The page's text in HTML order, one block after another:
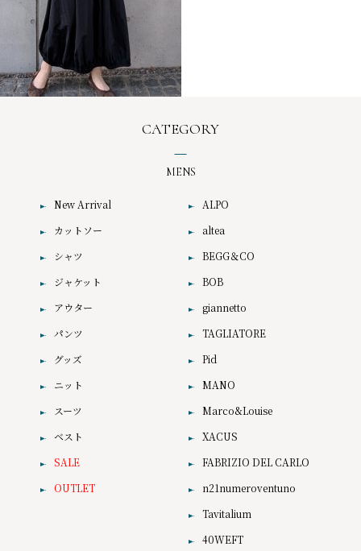
CATEGORY
MENS
New Arrival
カットソー
シャツ
ジャケット
アウター
パンツ
グッズ
ニット
スーツ
ベスト
SALE
OUTLET
ALPO
altea
BEGG＆CO
BOB
giannetto
TAGLIATORE
Pid
MANO
Marco&Louise
XACUS
FABRIZIO DEL CARLO
n21numeroventuno
Tavitalium
40WEFT